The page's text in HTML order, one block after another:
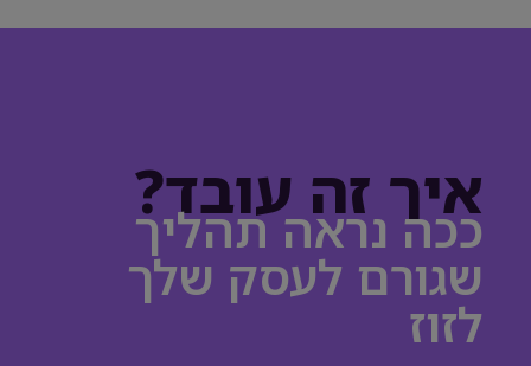
איך זה עובד?
ככה נראה תהליך
שגורם לעסק שלך
לזוז